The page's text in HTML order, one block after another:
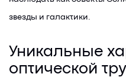
звезды и галактики.
Уникальные
оптической